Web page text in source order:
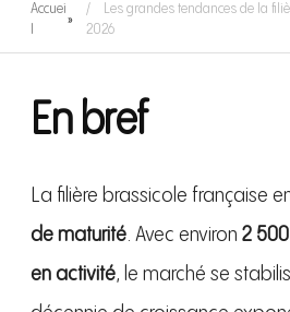
Accuei
»
Les grandes tendances de la
2026
En bref
La filière brassicole française
de maturité. Avec environ 2
en activité, le marché se